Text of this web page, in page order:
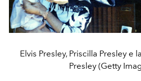
Elvis Presley, Priscilla Presley e
Presley (Getty